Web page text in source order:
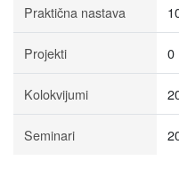
Praktična nastava
Projekti 0
Kolokvijumi
Seminari